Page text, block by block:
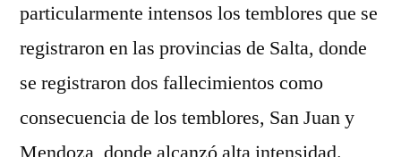
particularmente intensos los temblores que se
registraron en las provincias de Salta, donde
se registraron dos fallecimientos como
consecuencia de los temblores, San Juan y